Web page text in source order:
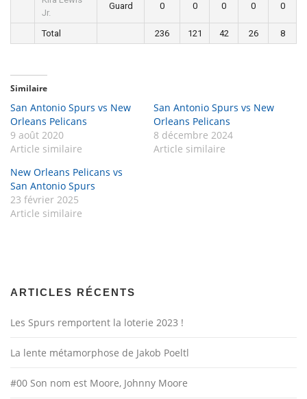
Jr.
Guard 0 0 0 0 0
Total 236 121 42 26 8
Similaire
San Antonio Spurs vs New
Orleans Pelicans
9 août 2020
Article similaire
San Antonio Spurs vs New
Orleans Pelicans
8 décembre 2024
Article similaire
New Orleans Pelicans vs
San Antonio Spurs
23 février 2025
Article similaire
ARTICLES RÉCENTS
Les Spurs remportent la loterie 2023 !
La lente métamorphose de Jakob Poeltl
#00 Son nom est Moore, Johnny Moore